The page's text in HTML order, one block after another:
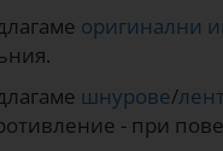
оригинални
шнурове/
- при